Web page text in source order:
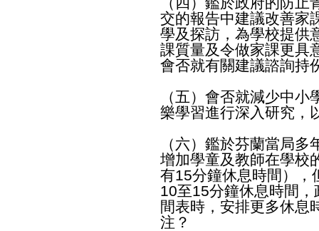
交的報告中建議改善家
學及探訪，為學校提供
課質量及令做家課更具
會否就有關建議諮詢持
（五）會否就減少中
樂學習進行深入研究，
（六）鑑於芬蘭當局
增加學童及教師在學校
有15分鐘休息時間），
10至15分鐘休息時間
間表時，安排更多休息
注？